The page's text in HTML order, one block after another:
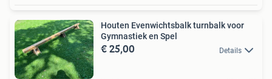
Houten Evenwichtsbalk turnbalk voor
Gymnastiek en Spel
€ 25,00 Details